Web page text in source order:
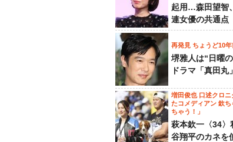
起用…森田望智
連女優の共通点
再発見 ちょうど10
堺雅人は“日曜
ドラマ「真田丸
増田俊也 口述クロニ
たコメディアン 欽
ちゃう！」
萩本欽一〈34
谷翔平のカネを